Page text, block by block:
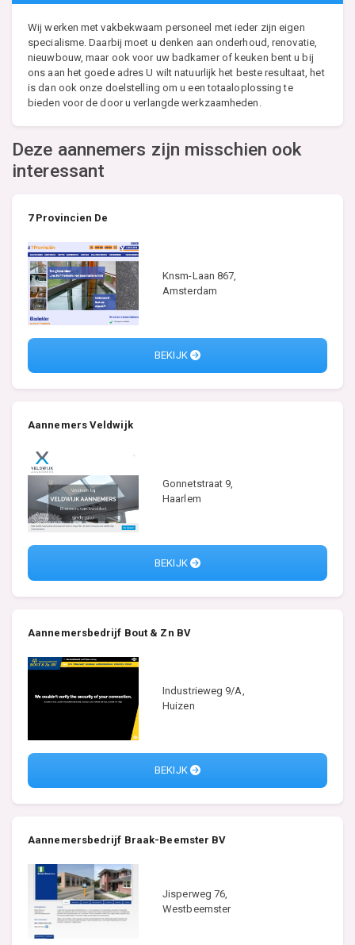
Wij werken met vakbekwaam personeel met ieder zijn eigen
specialisme. Daarbij moet u denken aan onderhoud, renovatie,
nieuwbouw, maar ook voor uw badkamer of keuken bent u bij
ons aan het goede adres U wilt natuurlijk het beste resultaat, het
is dan ook onze doelstelling om u een totaaloplossing te
bieden voor de door u verlangde werkzaamheden.
Deze aannemers zijn misschien ook
interessant
7 Provincien De
Knsm-Laan 867,
Amsterdam
BEKIJK
Aannemers Veldwijk
Gonnetstraat 9,
Haarlem
BEKIJK
Aannemersbedrijf Bout & Zn BV
Industrieweg 9/A,
Huizen
BEKIJK
Aannemersbedrijf Braak-Beemster BV
Jisperweg 76,
Westbeemster